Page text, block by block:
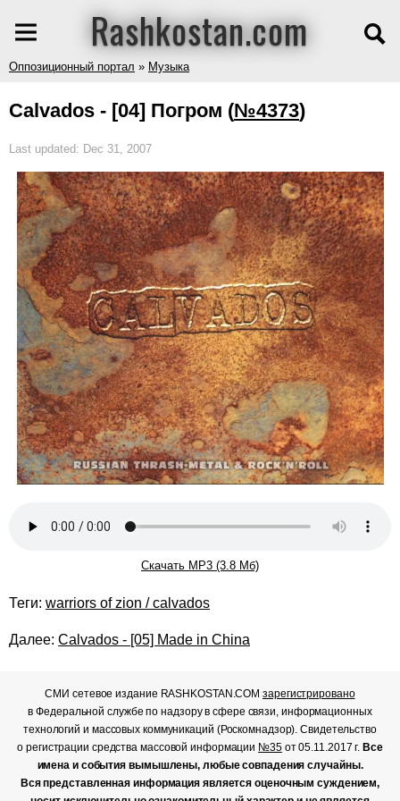
Rashkostan.com
Оппозиционный портал » Музыка
Calvados - [04] Погром (№4373)
Last updated: Dec 31, 2007
Скачать MP3 (3.8 Мб)
Теги: warriors of zion / calvados
Далее: Calvados - [05] Made in China
СМИ сетевое издание RASHKOSTAN.COMзарегистрировано
в Федеральной службе по надзору в сфере связи, информационных
технологий и массовых коммуникаций (Роскомнадзор). Свидетельство
о регистрации средства массовой информации №35от 05.11.2017 г. Все
имена и события вымышлены, любые совпадения случайны.
Вся представленная информация является оценочным суждением,